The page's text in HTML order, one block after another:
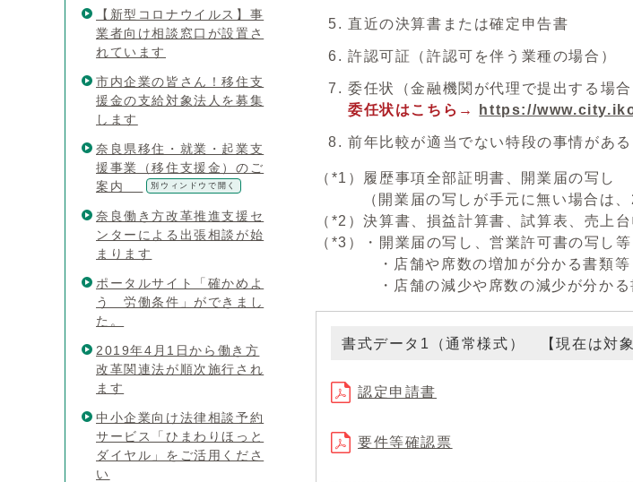
直近の決算書または確定申告書
許認可証（許認可を伴う業種の場合）
委任状（金融機関が代理で提出する場合
委任状はこちら→
https://
前年比較が適当でない特段の事情があ
（*1）履歴事項全部証明書、開業届の写し
（開業届の写しが手元に無い場合は、2
（*2）決算書、損益計算書、試算表、売上台
（*3）・開業届の写し、営業許可書の写し等
・店舗や席数の増加が分かる書類等（
・店舗の減少や席数の減少が分かる書
書式データ1（通常様式） 【現在は対
認定申請書
要件等確認票
【新型コロナウイルス】事
業者向け相談窓口が設置さ
れています
市内企業の皆さん！移住支
援金の支給対象法人を募集
します
奈良県移住・就業・起業支
援事業（移住支援金）のご
案内
別ウィンドウで開く
奈良働き方改革推進支援セ
ンターによる出張相談が始
まります
ポータルサイト「確かめよ
う 労働条件」ができまし
た。
2019年4月1日から働き方
改革関連法が順次施行され
ます
中小企業向け法律相談予約
サービス「ひまわりほっと
ダイヤル」をご活用くださ
い